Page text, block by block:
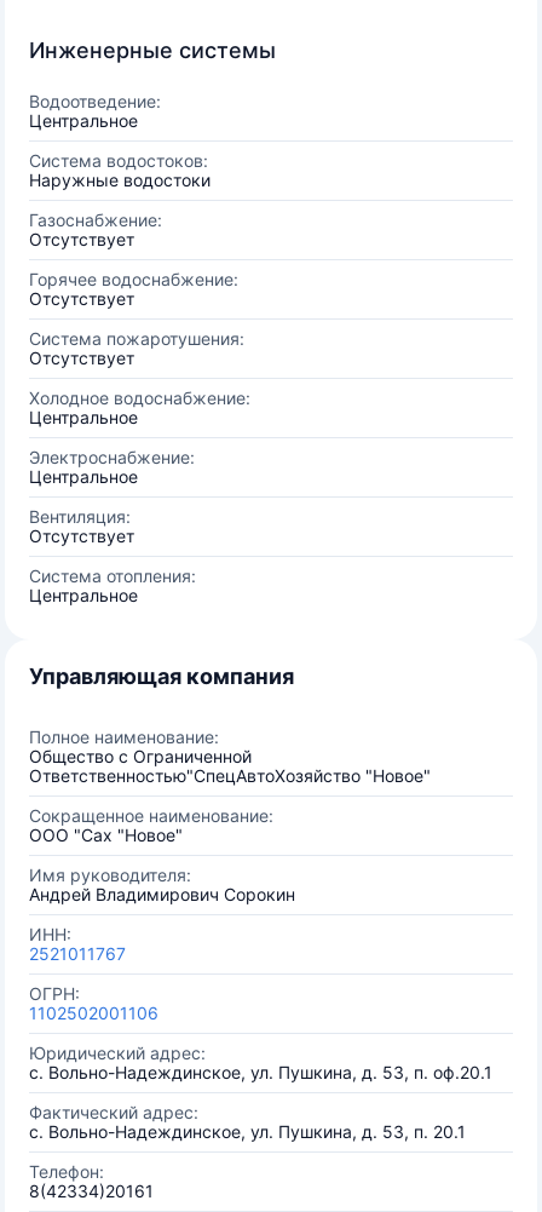
Инженерные системы
Водоотведение:
Центральное
Система водостоков:
Наружные водостоки
Газоснабжение:
Отсутствует
Горячее водоснабжение:
Отсутствует
Система пожаротушения:
Отсутствует
Холодное водоснабжение:
Центральное
Электроснабжение:
Центральное
Вентиляция:
Отсутствует
Система отопления:
Центральное
Управляющая компания
Полное наименование:
Общество с Ограниченной
Ответственностью"СпецАвтоХозяйство "Новое"
Сокращенное наименование:
ООО "Сах "Новое"
Имя руководителя:
Андрей Владимирович Сорокин
ИНН:
2521011767
ОГРН:
1102502001106
Юридический адрес:
с. Вольно-Надеждинское, ул. Пушкина, д. 53, п. оф.20.1
Фактический адрес:
с. Вольно-Надеждинское, ул. Пушкина, д. 53, п. 20.1
Телефон:
8(42334)20161